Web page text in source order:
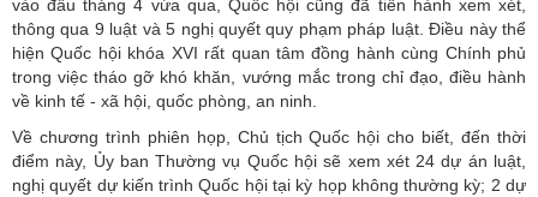
vào đầu tháng 4 vừa qua, Quốc hội cũng đã tiến hành xem xét,
thông qua 9 luật và 5 nghị quyết quy phạm pháp luật. Điều này thể
hiện Quốc hội khóa XVI rất quan tâm đồng hành cùng Chính phủ
trong việc tháo gỡ khó khăn, vướng mắc trong chỉ đạo, điều hành
về kinh tế - xã hội, quốc phòng, an ninh.
Về chương trình phiên họp, Chủ tịch Quốc hội cho biết, đến thời
điểm này, Ủy ban Thường vụ Quốc hội sẽ xem xét 24 dự án luật,
nghị quyết dự kiến trình Quốc hội tại kỳ họp không thường kỳ; 2 dự